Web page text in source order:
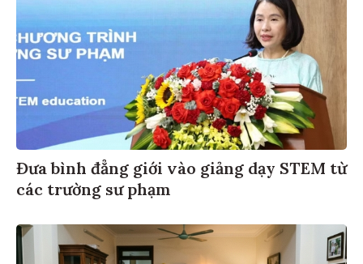
Đưa bình đẳng giới vào giảng dạy STEM từ
các trường sư phạm